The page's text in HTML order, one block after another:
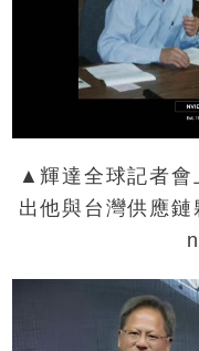
▲輝達全球記者會
出他與台灣供應